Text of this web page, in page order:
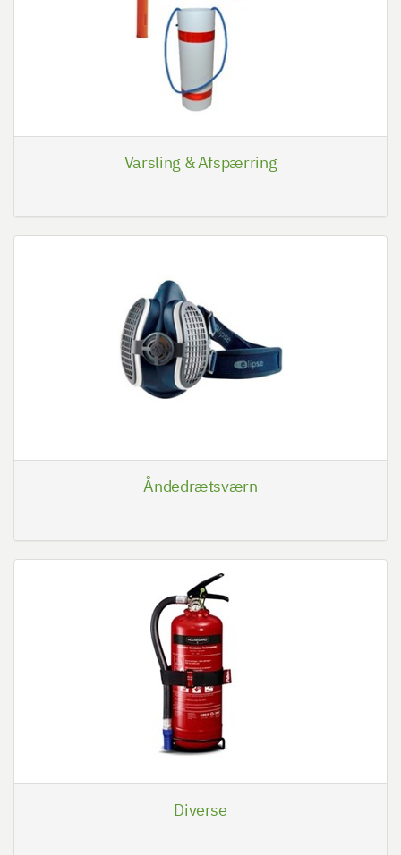
Varsling & Afspærring
Åndedrætsværn
Diverse